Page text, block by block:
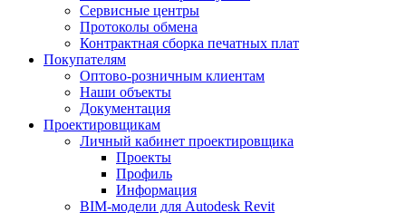
Сервисные центры
Протоколы обмена
Контрактная сборка печатных плат
Покупателям
Оптово-розничным клиентам
Наши объекты
Документация
Проектировщикам
Личный кабинет проектировщика
Проекты
Профиль
Информация
BIM-модели для Autodesk Revit